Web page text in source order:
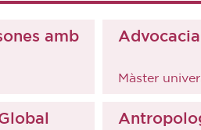
amb
Màster